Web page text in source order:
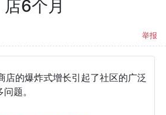
店6个月
举报
店的爆炸式增长引起了社区的广泛
题。